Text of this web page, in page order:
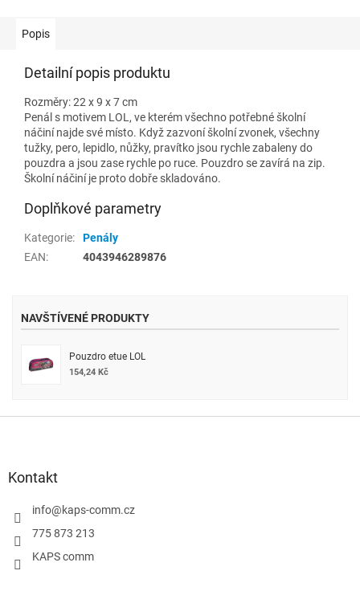
Popis
Detailní popis produktu
Rozměry: 22 x 9 x 7 cm
Penál s motivem LOL, ve kterém všechno potřebné školní
náčiní najde své místo. Když zazvoní školní zvonek, všechny
tužky, pero, lepidlo, nůžky, pravítko jsou rychle zabaleny do
pouzdra a jsou zase rychle po ruce. Pouzdro se zavírá na zip.
Školní náčiní je proto dobře skladováno.
Doplňkové parametry
Kategorie:
Penály
EAN: 4043946289876
NAVŠTÍVENÉ PRODUKTY
Pouzdro etue LOL
154,24 Kč
Kontakt
info@kaps-comm.cz
775 873 213
KAPS comm